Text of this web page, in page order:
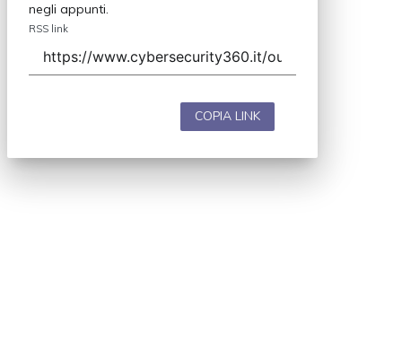
negli appunti.
RSS link
COPIA LINK